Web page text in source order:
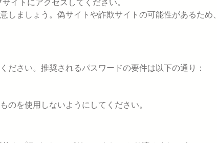
イトにアクセスしてください。
しましょう。偽サイトや詐欺サイトの可能性があるため
ださい。推奨されるパスワードの要件は以下の通り：
のを使用しないようにしてください。